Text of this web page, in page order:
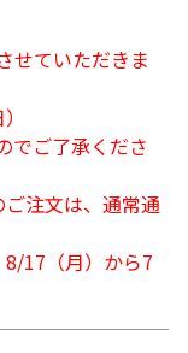
せていただきま
でご了承くださ
注文は、通常通
17（月）から7